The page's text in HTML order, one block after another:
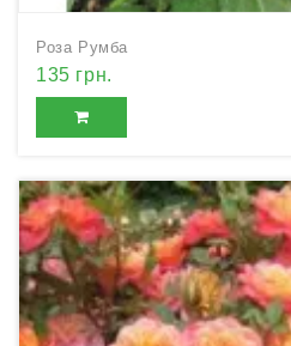
Роза Румба
135 грн.